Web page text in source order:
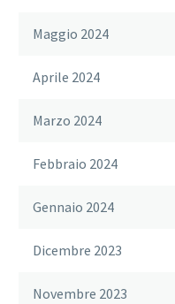
Maggio 2024
Aprile 2024
Marzo 2024
Febbraio 2024
Gennaio 2024
Dicembre 2023
Novembre 2023